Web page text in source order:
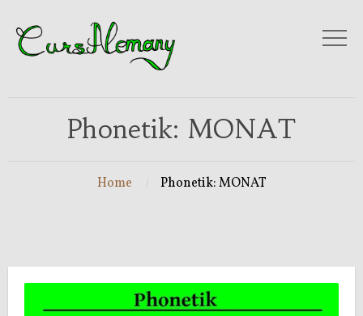
Phonetik: MONAT
Home Phonetik: MONAT